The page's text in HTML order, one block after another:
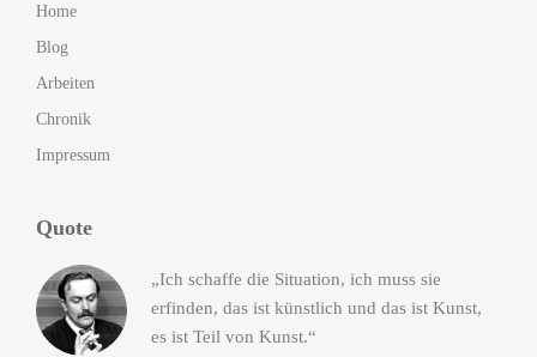
Home
Blog
Arbeiten
Chronik
Impressum
Quote
„Ich schaffe die Situation, ich muss sie
erfinden, das ist künstlich und das ist Kunst,
es ist Teil von Kunst.“